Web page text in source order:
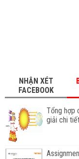
NHẬN XÉT
FACEBOOK
Tổng hợp
giải chi